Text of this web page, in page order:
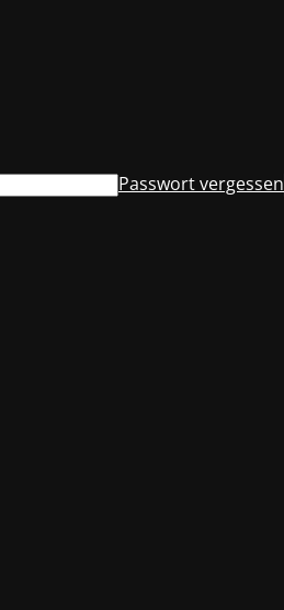
Passwort vergessen